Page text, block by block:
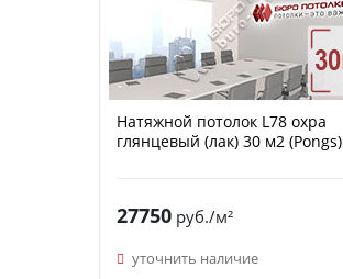
Натяжной потолок L78 охра
глянцевый (лак) 30 м2 (Pongs)
27750руб./м²
уточнить наличие